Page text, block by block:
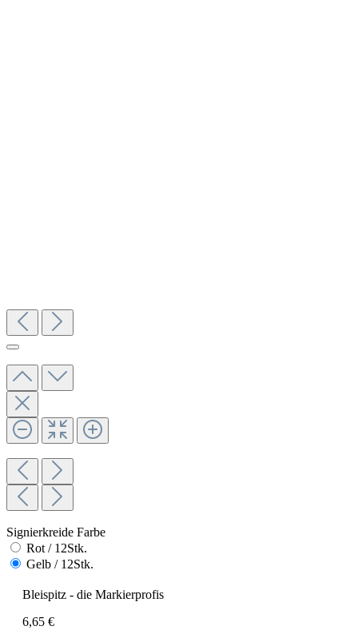
Signierkreide Farbe
Rot / 12Stk.
Gelb / 12Stk.
Bleispitz - die Markierprofis
6,65 €